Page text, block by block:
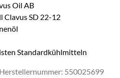
Oil AB
SD 22-12
Standardkühlmitteln
Herstellernummer: 550025699